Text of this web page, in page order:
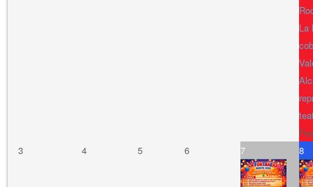
La
3
4 5 6 7 8